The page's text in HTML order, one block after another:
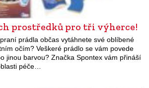
prostředků pro tři výherce!
prádla občas vytáhnete své oblíbené
očím? Veškeré prádlo se vám povede
jinou barvou? Značka Spontex vám přináší
péče…